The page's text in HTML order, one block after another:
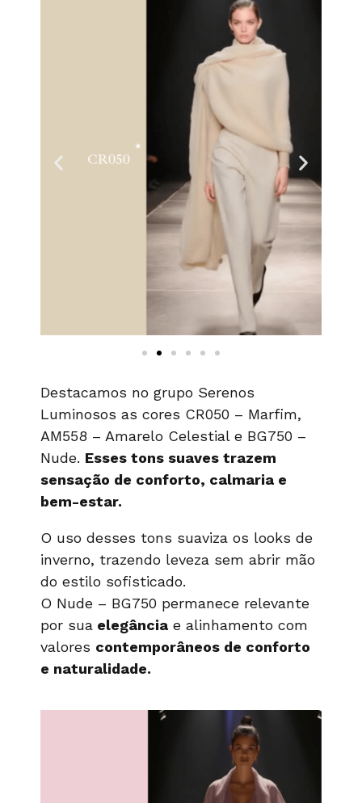
Destacamos no grupo Serenos
Luminosos as cores CR050 – Marfim,
AM558 – Amarelo Celestial e BG750 –
Nude. Esses tons suaves trazem
sensação de conforto, calmaria e
bem-estar.
O uso desses tons suaviza os looks de
inverno, trazendo leveza sem abrir mão
do estilo sofisticado.
O Nude – BG750 permanece relevante
por sua elegância e alinhamento com
valores contemporâneos de conforto
e naturalidade.